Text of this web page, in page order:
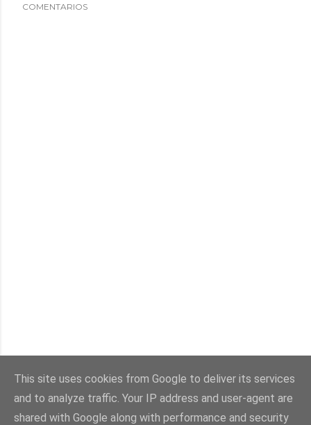
COMENTARIOS
Con la tecnología de Blogger
This site uses cookies from Google to deliver its services
and to analyze traffic. Your IP address and user-agent are
shared with Google along with performance and security